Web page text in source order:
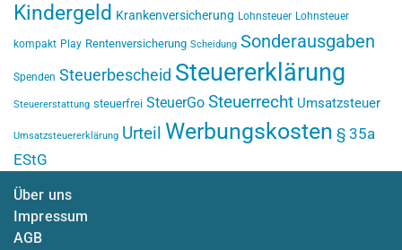
Kindergeld Krankenversicherung Lohnsteuer Lohnsteuer
kompakt Play Rentenversicherung Scheidung Sonderausgaben
Spenden Steuerbescheid Steuererklärung
Steuererstattung steuerfrei SteuerGo Steuerrecht Umsatzsteuer
Umsatzsteuererklärung Urteil Werbungskosten § 35a
EStG
Über uns
Impressum
AGB